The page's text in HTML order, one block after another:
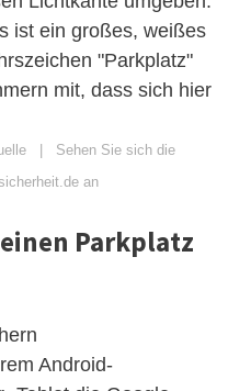
ist ein großes, weißes
"Parkplatz"
mit, dass sich hier
| Sehen Sie sich die
an
Parkplatz
Android-